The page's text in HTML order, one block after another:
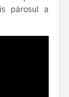
párosul a
amelynek